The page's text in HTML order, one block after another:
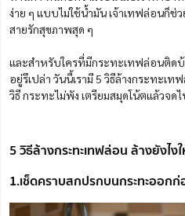
ง่าย ๆ แบบไม่ใช้น้ำมัน เจ้าเทฟล่อนก็ช่
สายรักสุขภาพสุด ๆ
และสำหรับใครที่มีกระทะเทฟล่อนติดบ้
อยู่รึเปล่า วันนี้เรามี 5 วิธีล้างกระทะเท
วิธี กระทะไม่พัง เตรียมสมุดโน้ตแล้วจด
5 วิธีล้างกระทะเทฟล่อน ล้างยังไง
1.เช็ดคราบสกปรกบนกระทะออกก่